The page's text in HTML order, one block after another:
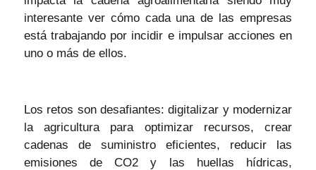
interesante ver cómo cada una de las empresas
está trabajando por incidir e impulsar acciones en
uno o más de ellos.
Los retos son desafiantes: digitalizar y modernizar
la agricultura para optimizar recursos, crear
cadenas de suministro eficientes, reducir las
emisiones de CO2 y las huellas hídricas,